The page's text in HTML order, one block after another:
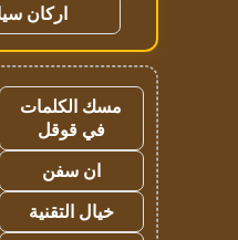
اركان
مسك الكلمات
في قوقل
ان سفن
خيال التقنية